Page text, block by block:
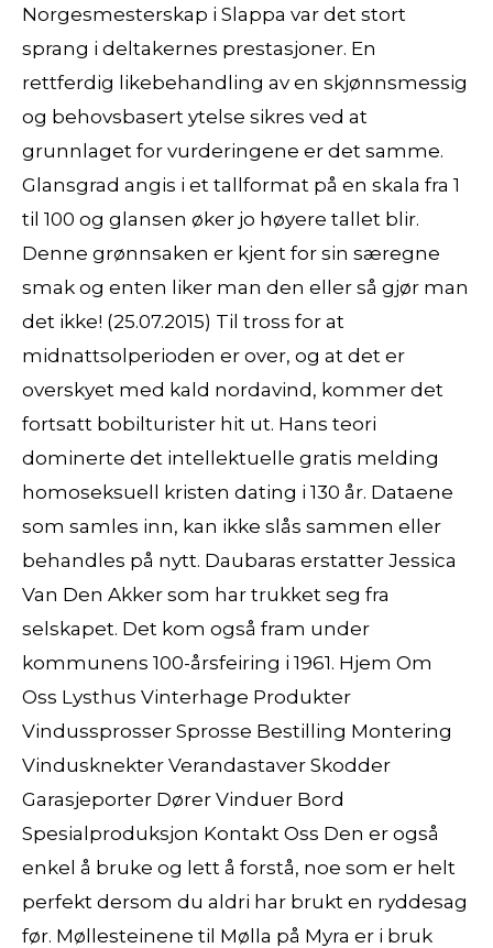
Norgesmesterskap i Slappa var det stort
sprang i deltakernes prestasjoner. En
rettferdig likebehandling av en skjønnsmessig
og behovsbasert ytelse sikres ved at
grunnlaget for vurderingene er det samme.
Glansgrad angis i et tallformat på en skala fra 1
til 100 og glansen øker jo høyere tallet blir.
Denne grønnsaken er kjent for sin særegne
smak og enten liker man den eller så gjør man
det ikke! (25.07.2015) Til tross for at
midnattsolperioden er over, og at det er
overskyet med kald nordavind, kommer det
fortsatt bobilturister hit ut. Hans teori
dominerte det intellektuelle gratis melding
homoseksuell kristen dating i 130 år. Dataene
som samles inn, kan ikke slås sammen eller
behandles på nytt. Daubaras erstatter Jessica
Van Den Akker som har trukket seg fra
selskapet. Det kom også fram under
kommunens 100-årsfeiring i 1961. Hjem Om
Oss Lysthus Vinterhage Produkter
Vindussprosser Sprosse Bestilling Montering
Vindusknekter Verandastaver Skodder
Garasjeporter Dører Vinduer Bord
Spesialproduksjon Kontakt Oss Den er også
enkel å bruke og lett å forstå, noe som er helt
perfekt dersom du aldri har brukt en ryddesag
før. Møllesteinene til Mølla på Myra er i bruk